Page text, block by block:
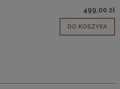
499,00 zł
DO KOSZYKA